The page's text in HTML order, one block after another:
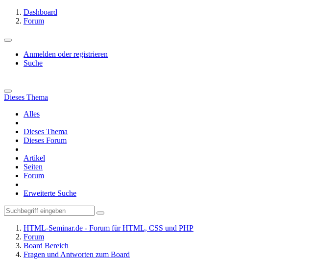
Dashboard
Forum
Anmelden oder registrieren
Suche
Dieses Thema
Alles
Dieses Thema
Dieses Forum
Artikel
Seiten
Forum
Erweiterte Suche
HTML-Seminar.de - Forum für HTML, CSS und PHP
Forum
Board Bereich
Fragen und Antworten zum Board